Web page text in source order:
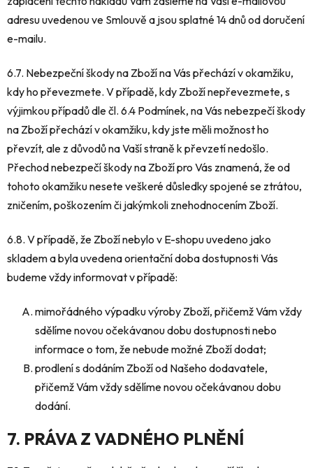
adresu uvedenou ve Smlouvě a jsou splatné 14 dnů od doručení
e-mailu.
6.7. Nebezpeční škody na Zboží na Vás přechází v okamžiku,
kdy ho převezmete. V případě, kdy Zboží nepřevezmete, s
výjimkou případů dle čl. 6.4 Podmínek, na Vás nebezpečí škody
na Zboží přechází v okamžiku, kdy jste měli možnost ho
převzít, ale z důvodů na Vaší straně k převzetí nedošlo.
Přechod nebezpečí škody na Zboží pro Vás znamená, že od
tohoto okamžiku nesete veškeré důsledky spojené se ztrátou,
zničením, poškozením či jakýmkoli znehodnocením Zboží.
6.8. V případě, že Zboží nebylo v E-shopu uvedeno jako
skladem a byla uvedena orientační doba dostupnosti Vás
budeme vždy informovat v případě:
mimořádného výpadku výroby Zboží, přičemž Vám vždy
sdělíme novou očekávanou dobu dostupnosti nebo
informace o tom, že nebude možné Zboží dodat;
prodlení s dodáním Zboží od Našeho dodavatele,
přičemž Vám vždy sdělíme novou očekávanou dobu
dodání.
7. PRÁVA Z VADNÉHO PLNĚNÍ